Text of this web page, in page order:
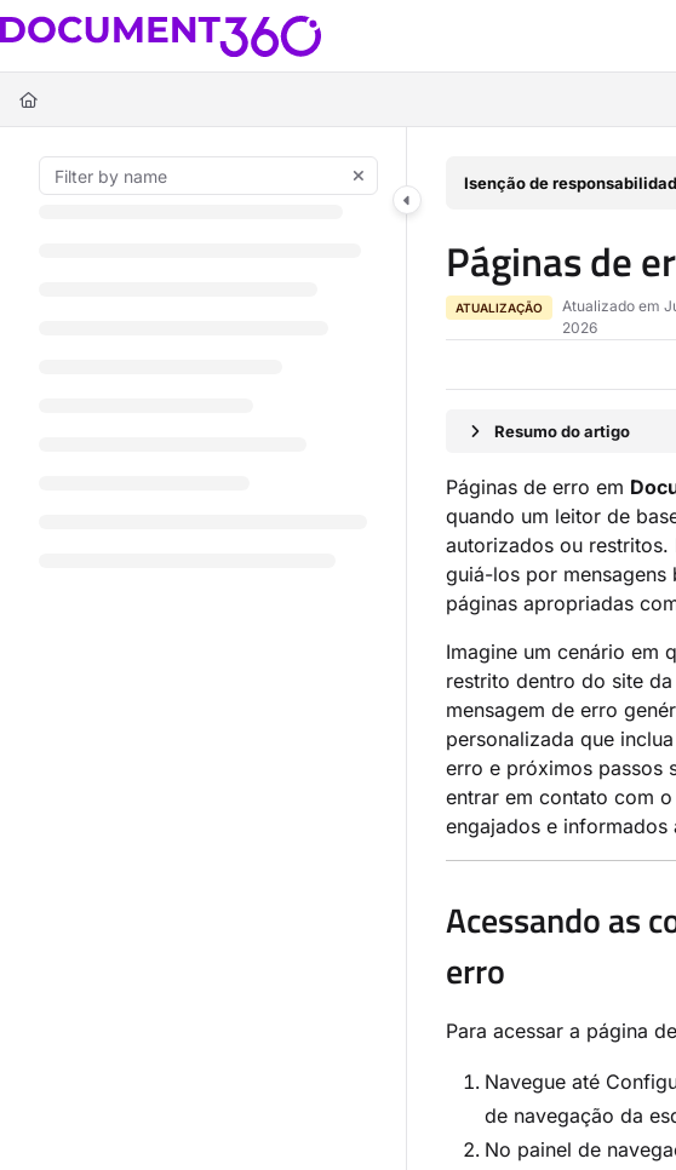
Documentation Index
Fetch the complete documentation index at:
Use this file to discover all available pages before exploring further.
Isenção de
Páginas de
ATUALIZAÇÃO Atualizado em
2026
Resumo do artigo
Páginas de erro em
quando um leitor de
autorizados ou restritos.
guiá-los por mensagens
páginas apropriadas
Imagine um cenário em
restrito dentro do site
mensagem de erro
personalizada que
erro e próximos passos
entrar em contato com
engajados e informados
Acessando as
erro
Para acessar a página
Navegue até
de navegação da
No painel de